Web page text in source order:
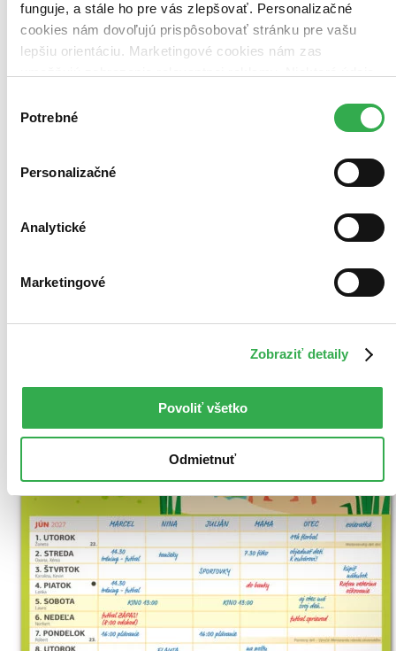
funguje, a stále ho pre vás zlepšovať. Personalizačné
cookies nám dovoľujú prispôsobovať stránku pre vašu
lepšiu orientáciu. Marketingové cookies nám zas
keby sme mohli používať všetky tieto cookies. Ďakujeme!
súhlasu
Potrebné
Personalizačné
Analytické
Marketingové
Zobraziť detaily
Povoliť všetko
Odmietnuť